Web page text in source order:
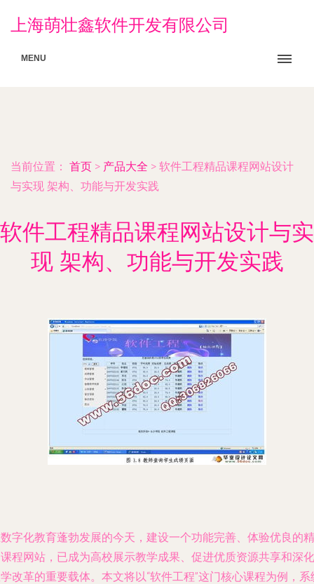
上海萌壮鑫软件开发有限公司
MENU
当前位置： 首页 > 产品大全 > 软件工程精品课程网站设计
与实现 架构、功能与开发实践
软件工程精品课程网站设计与实
现 架构、功能与开发实践
字化教育蓬勃发展的今天，建设一个功能完善、体验优良的精
程网站，已成为高校展示教学成果、促进优质资源共享和深化
改革的重要载体。本文将以“软件工程”这门核心课程为例，系